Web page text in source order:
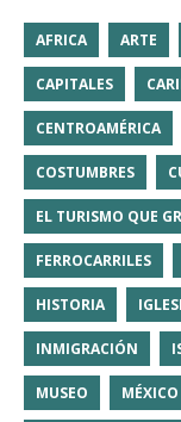
AFRICA ARTE
CAPITALES
CENTROAMÉRICA
COSTUMBRES
EL TURISMO QUE
FERROCARRILES
HISTORIA
INMIGRACIÓN
MUSEO MÉXICO